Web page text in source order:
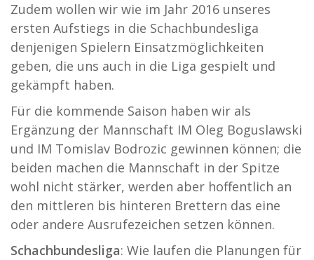
Zudem wollen wir wie im Jahr 2016 unseres
ersten Aufstiegs in die Schachbundesliga
denjenigen Spielern Einsatzmöglichkeiten
geben, die uns auch in die Liga gespielt und
gekämpft haben.
Für die kommende Saison haben wir als
Ergänzung der Mannschaft IM Oleg Boguslawski
und IM Tomislav Bodrozic gewinnen können; die
beiden machen die Mannschaft in der Spitze
wohl nicht stärker, werden aber hoffentlich an
den mittleren bis hinteren Brettern das eine
oder andere Ausrufezeichen setzen können.
Schachbundesliga: Wie laufen die Planungen für